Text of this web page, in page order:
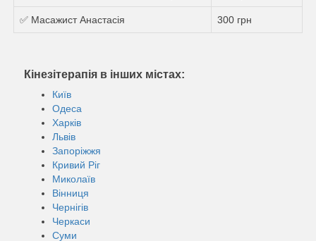
✅ Масажист Анастасія 300 грн
Кінезітерапія в інших містах:
Київ
Одеса
Харків
Львів
Запоріжжя
Кривий Ріг
Миколаїв
Вінниця
Чернігів
Черкаси
Суми